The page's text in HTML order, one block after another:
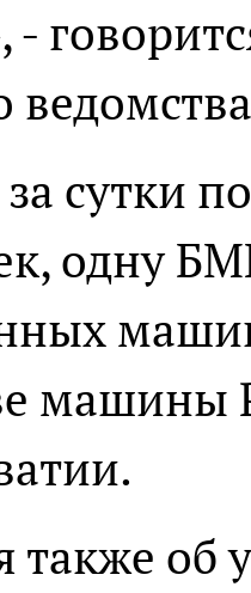
сутки
одну
машины
также об